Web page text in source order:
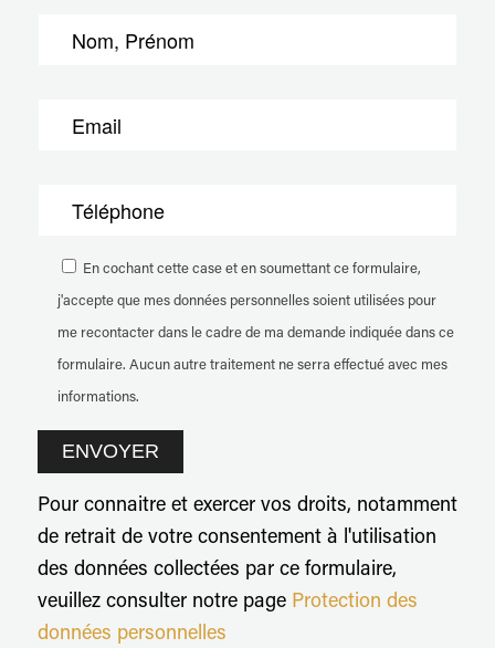
En cochant cette case et en soumettant ce formulaire,
j'accepte que mes données personnelles soient utilisées pour
me recontacter dans le cadre de ma demande indiquée dans ce
formulaire. Aucun autre traitement ne serra effectué avec mes
informations.
Pour connaitre et exercer vos droits, notamment
de retrait de votre consentement à l'utilisation
des données collectées par ce formulaire,
veuillez consulter notre page Protection des
données personnelles